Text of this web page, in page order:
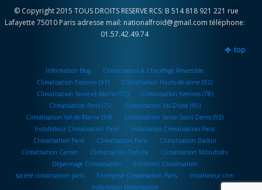
© Copyright 2015 TOUS DROITS RESERVE RCS: B 514 818 921 221 rue
Lafayette 75010 Paris adresse mail: nationalfroid@gmail.com téléphone:
01.57.42.49.74
top
Information Blog
Climatisation & Chauffage Réversible
Climatisation Essonne (91)
Climatisation Hauts-de-seine (92)
Climatisation Seine-et-Marne (77)
Climatisation Yvelines (78)
Climatisation Paris (75)
Climatisation Val-D’oise (95)
Climatisation Val-de-Marne (94)
Climatisation Seine-Saint-Denis (93)
Installateur Climatisation Paris
Installation Climatisation Paris
Climatisation Paris
Climatisation Paris
Climatisation Daikin
Climatisation Carrier
Climatisation Toshiba
Climatisation Mitsubishi
Dépannage Climatisation
Entretien Climatisation
société climatisation paris
Entreprise Climatisation Paris
Installateur clim
installation climatisation